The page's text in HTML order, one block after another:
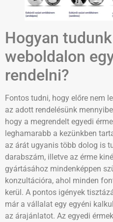
Hogyan
weboldalon
rendelni?
Fontos tudni, hogy előre nem
az adott rendelésünk
hogy a megrendelt egyedi
leghamarabb a kezünkben
az árát ugyanis több dolog is
darabszám, illetve az érme
gyártásához mindenképpen
konzultációra, ahol minden
kerül. A pontos igények
már a vállalat egy egyéni
az árajánlatot. Az egyedi